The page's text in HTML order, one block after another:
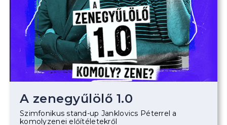
A zenegyűlölő 1.0
Szimfonikus stand-up Janklovics Péterrel a
komolyzenei előítéletekről